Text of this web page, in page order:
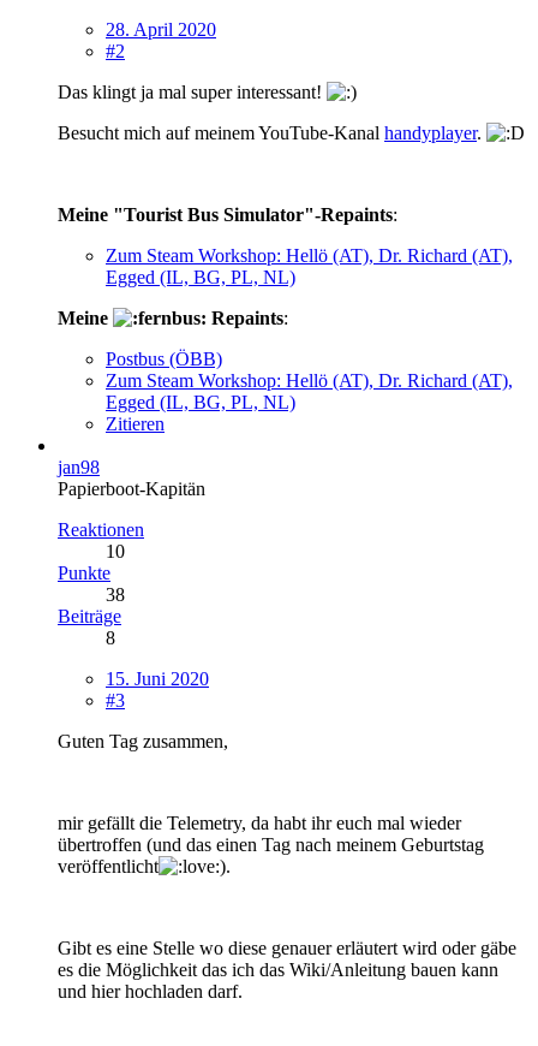
28. April 2020
#2
Das klingt ja mal super interessant!
Besucht mich auf meinem YouTube-Kanal handyplayer.
Meine "Tourist Bus Simulator"-Repaints:
Zum Steam Workshop: Hellö (AT), Dr. Richard (AT),
Egged (IL, BG, PL, NL)
Meine
Repaints:
Postbus (ÖBB)
Zum Steam Workshop: Hellö (AT), Dr. Richard (AT),
Egged (IL, BG, PL, NL)
Zitieren
jan98
Papierboot-Kapitän
Reaktionen
10
Punkte
38
Beiträge
8
15. Juni 2020
#3
Guten Tag zusammen,
mir gefällt die Telemetry, da habt ihr euch mal wieder
übertroffen (und das einen Tag nach meinem Geburtstag
veröffentlicht
).
Gibt es eine Stelle wo diese genauer erläutert wird oder gäbe
es die Möglichkeit das ich das Wiki/Anleitung bauen kann
und hier hochladen darf.